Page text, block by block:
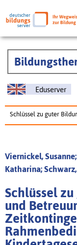
Eduserver
Schlüssel zu guter
Viernickel,
Katharina;
Schlüssel
und